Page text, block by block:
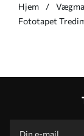
Hjem
Fototapet